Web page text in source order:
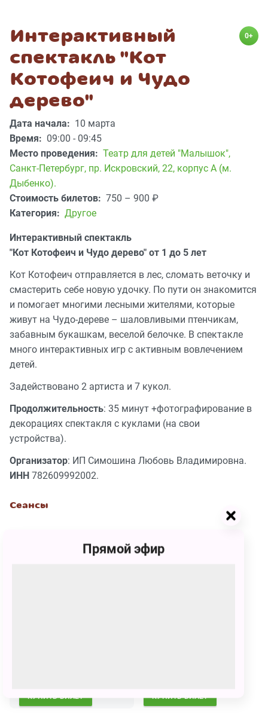
Интерактивный
спектакль "Кот
Котофеич и Чудо
дерево"
0+
Дата начала: 10 марта
Время: 09:00 - 09:45
Место проведения: Театр для детей "Малышок",
Санкт-Петербург, пр. Искровский, 22, корпус А (м.
Дыбенко).
Стоимость билетов: 750 – 900 ₽
Категория: Другое
Интерактивный спектакль
"Кот Котофеич и Чудо дерево" от 1 до 5 лет
Кот Котофеич отправляется в лес, сломать веточку и
смастерить себе новую удочку. По пути он знакомится
и помогает многими лесными жителями, которые
живут на Чудо-дереве – шаловливыми птенчикам,
забавным букашкам, веселой белочке. В спектакле
много интерактивных игр с активным вовлечением
детей.
Задействовано 2 артиста и 7 кукол.
Продолжительность: 35 минут +фотографирование в
декорациях спектакля с куклами (на свои
устройства).
Организатор: ИП Симошина Любовь Владимировна.
ИНН 782609992002.
Сеансы
23 февраля
09:30 - 10:15
КУПИТЬ БИЛЕТ КУПИТЬ БИЛЕТ
Прямой эфир